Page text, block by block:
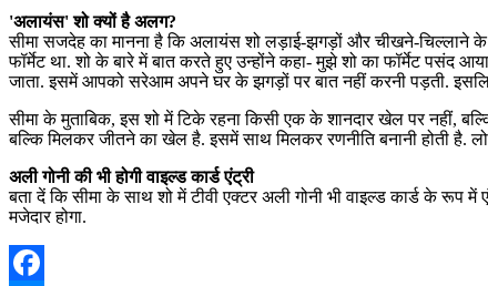
'अलायंस' शो क्यों है अलग?
सीमा सजदेह का मानना है कि अलायंस शो लड़ाई-झगड़ों और चीखने-चिल्लाने
फॉर्मेट था. शो के बारे में बात करते हुए उन्होंने कहा- मुझे शो का फॉर्मेट पसंद
जाता. इसमें आपको सरेआम अपने घर के झगड़ों पर बात नहीं करनी पड़ती.
सीमा के मुताबिक, इस शो में टिके रहना किसी एक के शानदार खेल पर नहीं,
बल्कि मिलकर जीतने का खेल है. इसमें साथ मिलकर रणनीति बनानी होती है.
अली गोनी की भी होगी वाइल्ड कार्ड एंट्री
बता दें कि सीमा के साथ शो में टीवी एक्टर अली गोनी भी वाइल्ड कार्ड के
मजेदार होगा.